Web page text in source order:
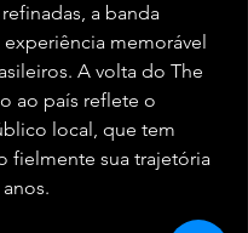
a banda
memorável
A volta do The
ao país reflete o
local, que tem
fielmente sua trajetória